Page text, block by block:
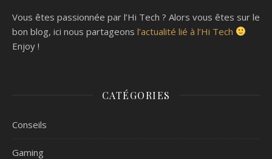
Vous êtes passionnée par l’Hi Tech ? Alors vous êtes sur le
bon blog, ici nous partageons l’actualité lié à l’Hi Tech
Enjoy !
CATÉGORIES
Conseils
Gaming